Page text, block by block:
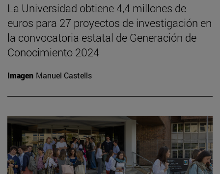
La Universidad obtiene 4,4 millones de
euros para 27 proyectos de investigación en
la convocatoria estatal de Generación de
Conocimiento 2024
Imagen Manuel Castells